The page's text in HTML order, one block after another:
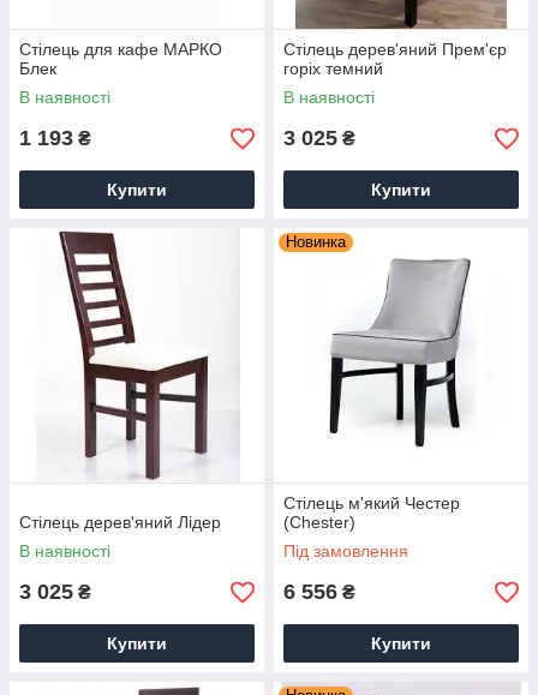
Стілець для кафе МАРКО
Блек
В наявності
1 193 ₴
Купити
Стілець дерев'яний Прем'єр
горіх темний
В наявності
3 025 ₴
Купити
Стілець дерев'яний Лідер
В наявності
3 025 ₴
Купити
Новинка
Стілець м'який Честер
(Chester)
Під замовлення
6 556 ₴
Купити